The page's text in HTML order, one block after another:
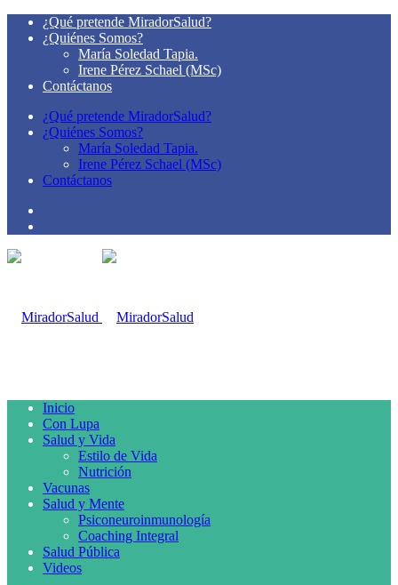
¿Qué pretende MiradorSalud?
¿Quiénes Somos?
María Soledad Tapia.
Irene Pérez Schael (MSc)
Contáctanos
¿Qué pretende MiradorSalud?
¿Quiénes Somos?
María Soledad Tapia.
Irene Pérez Schael (MSc)
Contáctanos
Inicio
Con Lupa
Salud y Vida
Estilo de Vida
Nutrición
Vacunas
Salud y Mente
Psiconeuroinmunología
Coaching Integral
Salud Pública
Videos